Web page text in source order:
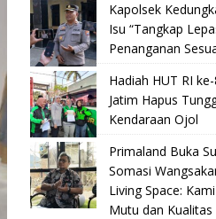
Kapolsek
Isu “Tangkap
Penanganan
Hadiah HUT RI
Jatim Hapus
Kendaraan Ojol
Primaland Buka
Somasi
Living Space:
Mutu dan Kualitas